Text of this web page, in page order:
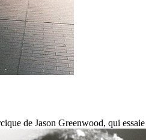
de Jason Greenwood, qui